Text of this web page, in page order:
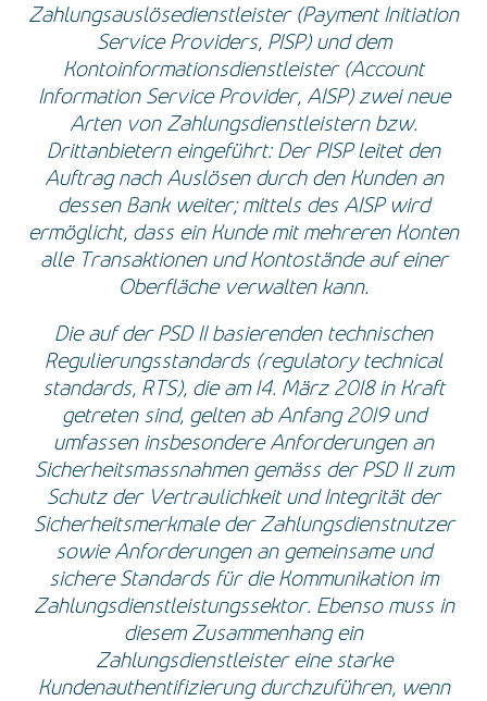
Zahlungsauslösedienstleister (Payment Initiation
Service Providers, PISP) und dem
Kontoinformationsdienstleister (Account
Information Service Provider, AISP) zwei neue
Arten von Zahlungsdienstleistern bzw.
Drittanbietern eingeführt: Der PISP leitet den
Auftrag nach Auslösen durch den Kunden an
dessen Bank weiter; mittels des AISP wird
ermöglicht, dass ein Kunde mit mehreren Konten
alle Transaktionen und Kontostände auf einer
Oberfläche verwalten kann.
Die auf der PSD II basierenden technischen
Regulierungsstandards (regulatory technical
standards, RTS), die am 14. März 2018 in Kraft
getreten sind, gelten ab Anfang 2019 und
umfassen insbesondere Anforderungen an
Sicherheitsmassnahmen gemäss der PSD II zum
Schutz der Vertraulichkeit und Integrität der
Sicherheitsmerkmale der Zahlungsdienstnutzer
sowie Anforderungen an gemeinsame und
sichere Standards für die Kommunikation im
Zahlungsdienstleistungssektor. Ebenso muss in
diesem Zusammenhang ein
Zahlungsdienstleister eine starke
Kundenauthentifizierung durchzuführen, wenn